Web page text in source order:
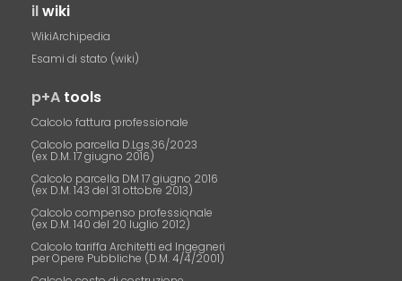
ilwiki
WikiArchipedia
Esami di stato (wiki)
p+A tools
Calcolo fattura professionale
Calcolo parcella D.Lgs.36/2023
(ex D.M. 17 giugno 2016)
Calcolo parcella DM 17 giugno 2016
(ex D.M. 143 del 31 ottobre 2013)
Calcolo compenso professionale
(ex D.M. 140 del 20 luglio 2012)
Calcolo tariffa Architetti ed Ingegneri
per Opere Pubbliche (D.M. 4/4/2001)